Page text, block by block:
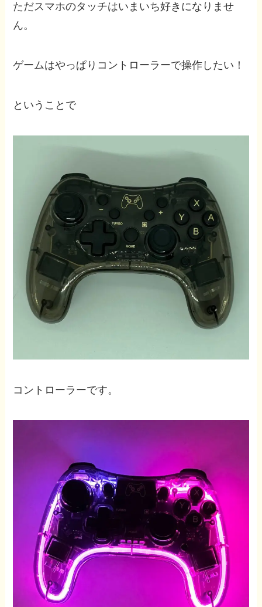
ただスマホのタッチはいまいち好きになりませ
ん。
ゲームはやっぱりコントローラーで操作したい！
ということで
コントローラーです。